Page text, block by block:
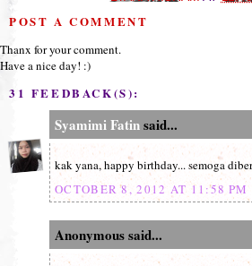
POST A COMMENT
Thanx for your comment.
Have a nice day! :)
31 FEEDBACK(S):
Syamimi Fatinsaid...
kak yana, happy birthday... semoga
OCTOBER 8, 2012 AT 11:58 PM
Anonymous said...